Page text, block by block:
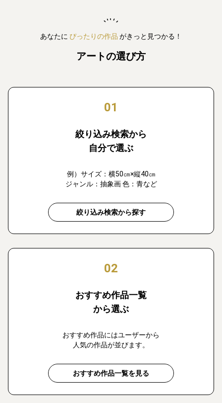
あなたに ぴったりの作品 がきっと見つかる！
アートの選び方
01
絞り込み検索から
自分で選ぶ
例）サイズ：横50㎝×縦40㎝
ジャンル：抽象画 色：青など
絞り込み検索から探す
02
おすすめ作品一覧
から選ぶ
おすすめ作品にはユーザーから
人気の作品が並びます。
おすすめ作品一覧を見る